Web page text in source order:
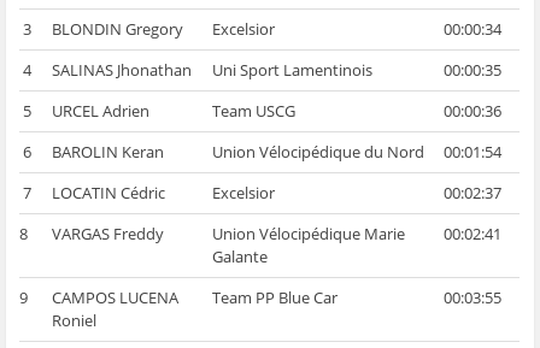
3
BLONDIN Gregory Excelsior
00:00:34
4
SALINAS Jhonathan Uni Sport Lamentinois
00:00:35
5
URCEL Adrien Team USCG
00:00:36
6
BAROLIN Keran Union Vélocipédique du Nord
00:01:54
7
LOCATIN Cédric Excelsior
00:02:37
8
VARGAS Freddy
Union Vélocipédique Marie
Galante
00:02:41
9
CAMPOS LUCENA
Roniel
Team PP Blue Car 00:03:55